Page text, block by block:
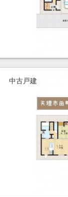
中古戸建